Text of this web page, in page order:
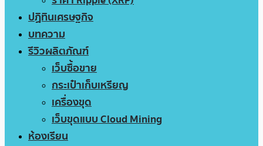
ปฏิทินเศรษฐกิจ
บทความ
รีวิวผลิตภัณฑ์
เว็บซื้อขาย
กระเป๋าเก็บเหรียญ
เครื่องขุด
เว็บขุดแบบ Cloud Mining
ห้องเรียน